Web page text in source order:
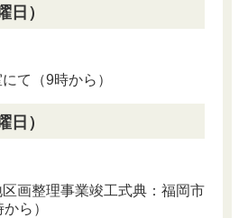
日）
て（9時から）
日）
画整理事業竣工式典：福岡市
ら）